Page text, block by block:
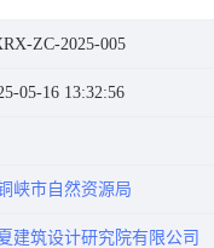
ZC-2025-005
05-16 13:32:56
峡市自然资源局
建筑设计研究院有限公司